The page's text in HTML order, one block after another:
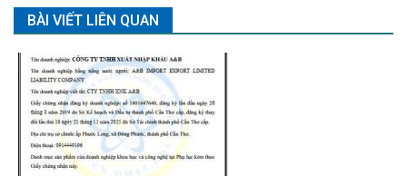
BÀI VIẾT LIÊN QUAN